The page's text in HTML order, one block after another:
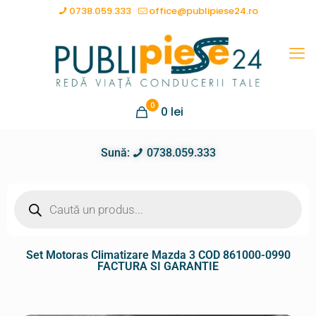
0738.059.333 office@publipiese24.ro
0 0 lei
Sună: 0738.059.333
Set Motoras Climatizare Mazda 3 COD 861000-0990
FACTURA SI GARANTIE